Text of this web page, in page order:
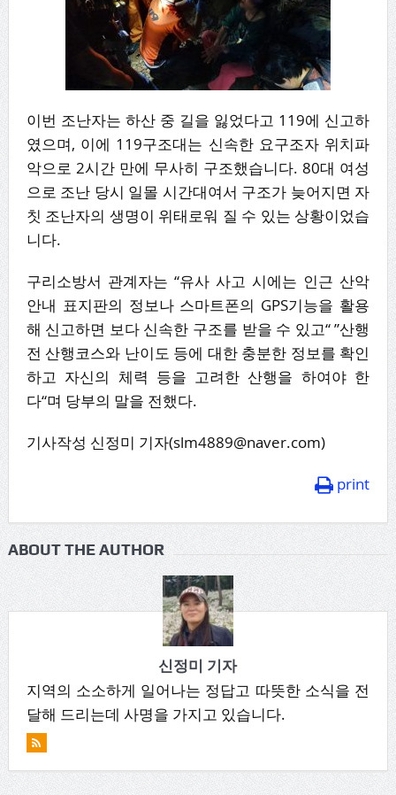
이번 조난자는 하산 중 길을 잃었다고 119에 신고하
였으며, 이에 119구조대는 신속한 요구조자 위치파
악으로 2시간 만에 무사히 구조했습니다. 80대 여성
으로 조난 당시 일몰 시간대여서 구조가 늦어지면 자
칫 조난자의 생명이 위태로워 질 수 있는 상황이었습
니다.
구리소방서 관계자는 “유사 사고 시에는 인근 산악
안내 표지판의 정보나 스마트폰의 GPS기능을 활용
해 신고하면 보다 신속한 구조를 받을 수 있고“ ”산행
전 산행코스와 난이도 등에 대한 충분한 정보를 확인
하고 자신의 체력 등을 고려한 산행을 하여야 한
다“며 당부의 말을 전했다.
기사작성 신정미 기자(slm4889@naver.com)
print
ABOUT THE AUTHOR
신정미 기자
지역의 소소하게 일어나는 정답고 따뜻한 소식을 전
달해 드리는데 사명을 가지고 있습니다.